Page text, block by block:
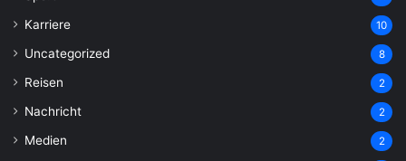
Karriere 10
Uncategorized 8
Reisen 2
Nachricht 2
Medien 2